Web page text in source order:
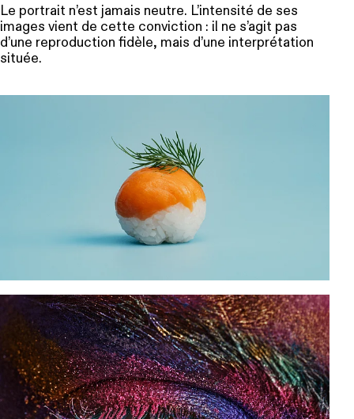
Le portrait n’est jamais neutre. L’intensité de ses
images vient de cette conviction : il ne s’agit pas
d’une reproduction fidèle, mais d’une interprétation
située.